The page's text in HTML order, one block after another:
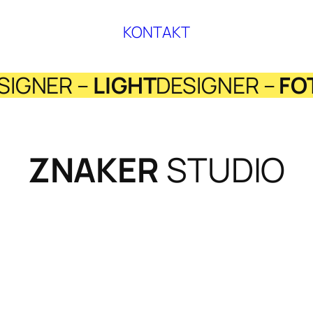
KONTAKT
– LIGHTDESIGNER –
ZNAKER STUDIO